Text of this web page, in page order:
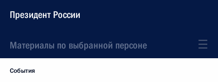
Президент России
Материалы по выбранной персоне
События